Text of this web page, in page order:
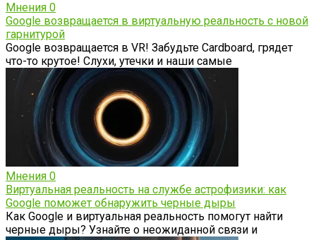
Мнения 0
Google возвращается в виртуальную реальность с новой
гарнитурой
Google возвращается в VR! Забудьте Cardboard, грядет
что-то крутое! Слухи, утечки и наши самые
Мнения 0
Виртуальная реальность на службе астрофизики: как
Google поможет обнаружить черные дыры
Как Google и виртуальная реальность помогут найти
черные дыры? Узнайте о неожиданной связи и